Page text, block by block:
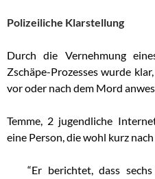
Polizeiliche Klarstellung
Durch die Vernehmung
Zschäpe-Prozesses wurde
vor oder nach dem Mord
Temme, 2 jugendliche
eine Person, die wohl kurz
“Er berichtet, dass